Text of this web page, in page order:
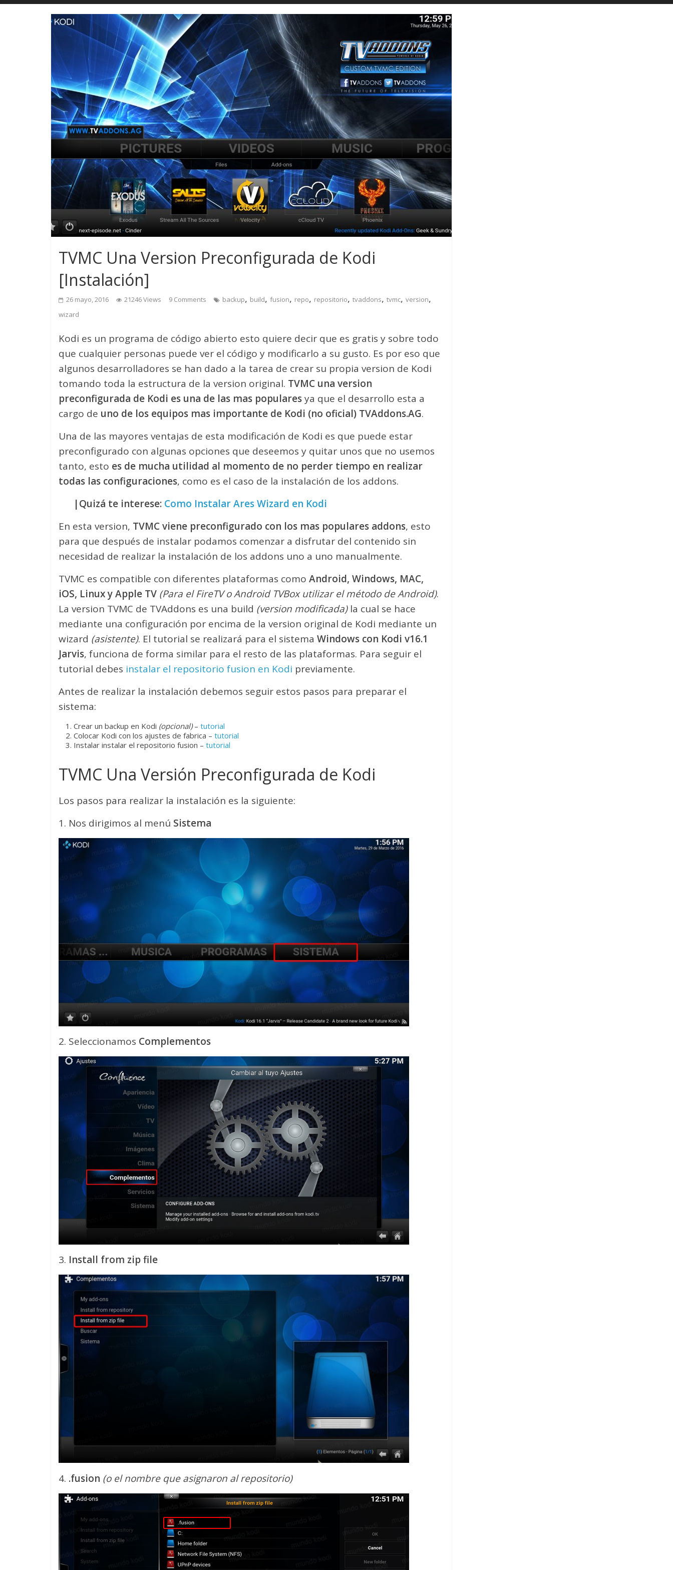
TVMC Una Version Preconfigurada de Kodi
[Instalación]
26 mayo, 2016 21246 Views 9 Comments backup, build, fusion, repo, repositorio, tvaddons, tvmc, version,
wizard
Kodi es un programa de código abierto esto quiere decir que es gratis y sobre todo
que cualquier personas puede ver el código y modificarlo a su gusto. Es por eso que
algunos desarrolladores se han dado a la tarea de crear su propia version de Kodi
tomando toda la estructura de la version original. TVMC una version
preconfigurada de Kodi es una de las mas popularesya que el desarrollo esta a
cargo de uno de los equipos mas importante de Kodi (no oficial) TVAddons.AG.
Una de las mayores ventajas de esta modificación de Kodi es que puede estar
preconfigurado con algunas opciones que deseemos y quitar unos que no usemos
tanto, esto es de mucha utilidad al momento de no perder tiempo en realizar
todas las configuraciones, como es el caso de la instalación de los addons.
|Quizá te interese: Como Instalar Ares Wizard en Kodi
En esta version, TVMC viene preconfigurado con los mas populares addons, esto
para que después de instalar podamos comenzar a disfrutar del contenido sin
necesidad de realizar la instalación de los addons uno a uno manualmente.
TVMC es compatible con diferentes plataformas como Android, Windows, MAC,
iOS, Linux y Apple TV (Para el FireTV o Android TVBox utilizar el método de Android).
La version TVMC de TVAddons es una build (version modificada)la cual se hace
mediante una configuración por encima de la version original de Kodi mediante un
wizard (asistente). El tutorial se realizará para el sistema Windows con Kodi v16.1
Jarvis, funciona de forma similar para el resto de las plataformas. Para seguir el
tutorial debes instalar el repositorio fusion en Kodi previamente.
Antes de realizar la instalación debemos seguir estos pasos para preparar el
sistema:
Crear un backup en Kodi (opcional)– tutorial
Colocar Kodi con los ajustes de fabrica – tutorial
Instalar instalar el repositorio fusion – tutorial
TVMC Una Versión Preconfigurada de Kodi
Los pasos para realizar la instalación es la siguiente:
1. Nos dirigimos al menú Sistema
2. Seleccionamos Complementos
3. Install from zip file
4. .fusion (o el nombre que asignaron al repositorio)